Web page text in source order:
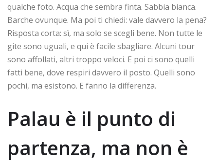
qualche foto. Acqua che sembra finta. Sabbia bianca.
Barche ovunque. Ma poi ti chiedi: vale davvero la pena?
Risposta corta: sì, ma solo se scegli bene. Non tutte le
gite sono uguali, e qui è facile sbagliare. Alcuni tour
sono affollati, altri troppo veloci. E poi ci sono quelli
fatti bene, dove respiri davvero il posto. Quelli sono
pochi, ma esistono. E fanno la differenza.
Palau è il punto di
partenza, ma non è